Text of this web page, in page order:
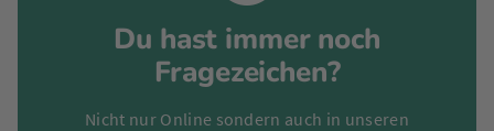
Du hast immer noch
Fragezeichen?
Nicht nur Online sondern auch in unseren